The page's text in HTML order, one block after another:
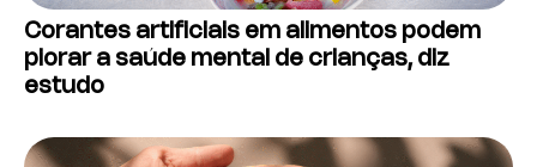
Corantes artificiais em alimentos podem
piorar a saúde mental de crianças, diz
estudo